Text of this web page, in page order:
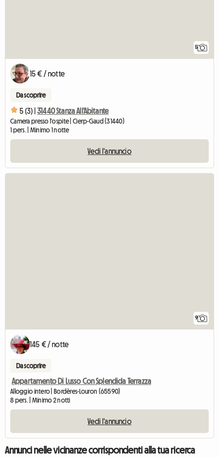
5
15 € / notte
Da scoprire
5 (3) | 31440 Stanza All'Abitante
Camera presso l'ospite | Cierp-Gaud (31440)
1 pers. | Minimo 1 notte
Vedi l'annuncio
9
145 € / notte
Da scoprire
Appartamento Di Lusso Con Splendida Terrazza
Alloggio intero | Bordères-Louron (65590)
8 pers. | Minimo 2 notti
Vedi l'annuncio
Annunci nelle vicinanze corrispondenti alla tua ricerca